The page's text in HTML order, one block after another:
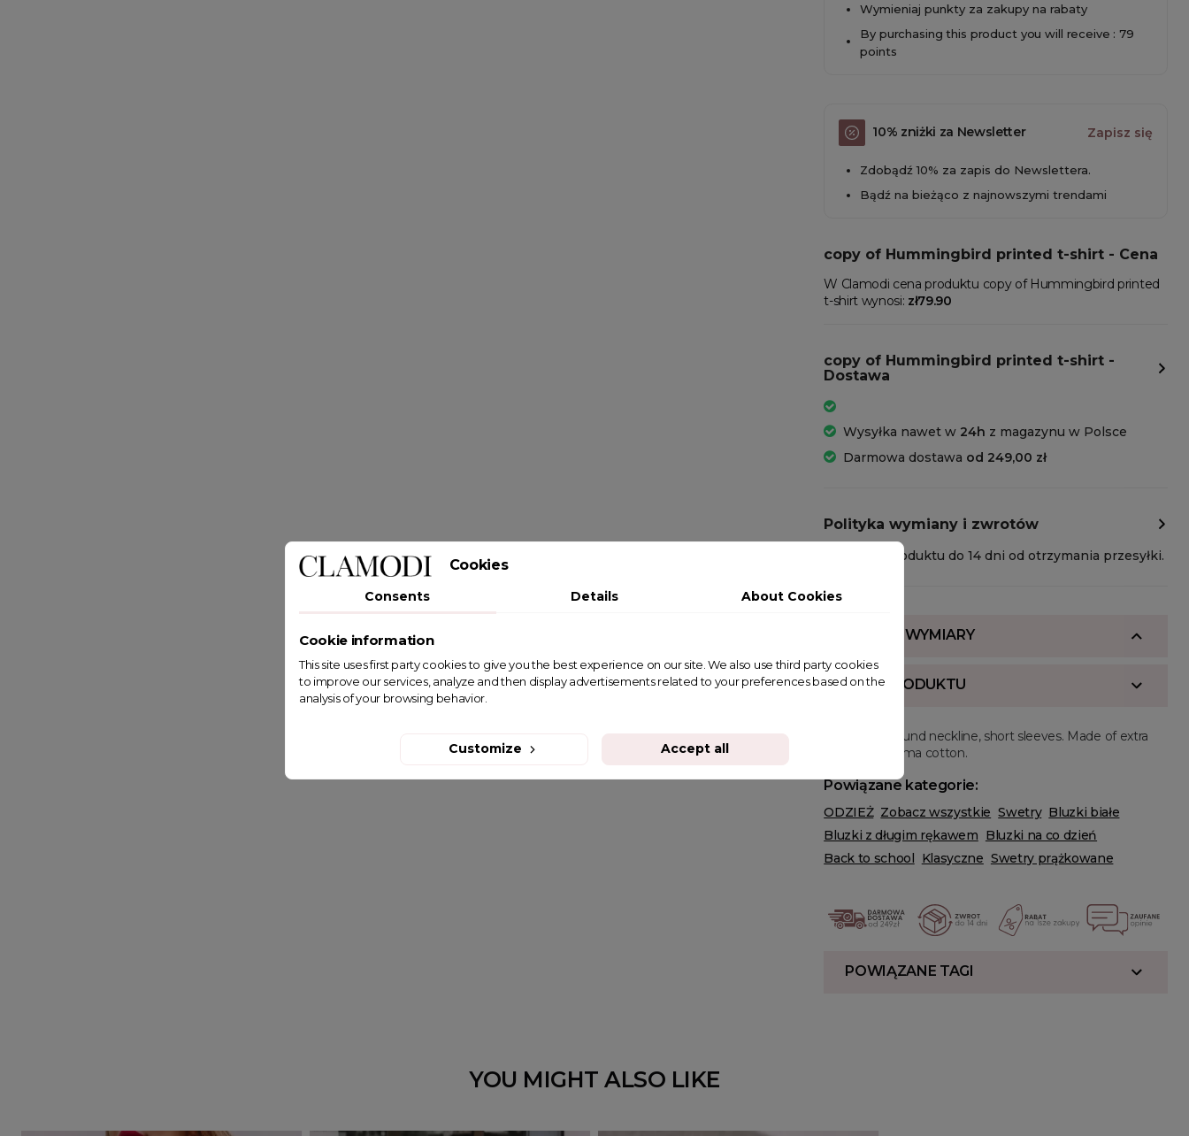
Wymieniaj punkty za zakupy na rabaty
By purchasing this product you will receive : 79
points
10% zniżki za Newsletter Zapisz się
Zdobądź 10% za zapis do Newslettera.
Bądź na bieżąco z najnowszymi trendami
copy of Hummingbird printed t-shirt - Cena
W Clamodi cena produktu copy of Hummingbird printed
t-shirt wynosi: zł79.90
copy of Hummingbird printed t-shirt -
Dostawa
Wysyłka nawet w 24h z magazynu w Polsce
Darmowa dostawa od 249,00 zł
Polityka wymiany i zwrotów
Zwrot produktu do 14 dni od otrzymania przesyłki.
SKŁAD I WYMIARY
OPIS PRODUKTU
Regular fit, round neckline, short sleeves. Made of extra
long staple pima cotton.
Powiązane kategorie:
ODZIEŻ Zobacz wszystkie Swetry Bluzki białe
Bluzki z długim rękawem Bluzki na co dzień
Back to school Klasyczne Swetry prążkowane
POWIĄZANE TAGI
YOU MIGHT ALSO LIKE
Cookies
Consents Details About Cookies
Cookie information
This site uses first party cookies to give you the best experience on our site. We also use third party cookies
to improve our services, analyze and then display advertisements related to your preferences based on the
analysis of your browsing behavior.
Customize Accept all